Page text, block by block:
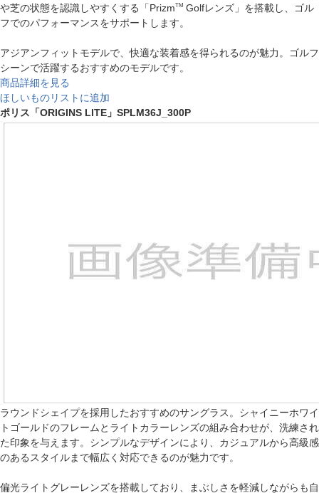
や芝の状態を認識しやすくする「PrizmTM Golfレンズ」を搭載し、ゴル
フでのパフォーマンスをサポートします。
アジアンフィットモデルで、快適な装着感を得られるのが魅力。ゴルフ
シーンで活躍するおすすめのモデルです。
商品詳細を見る
ほしいものリストに追加
ポリス「ORIGINS LITE」SPLM36J_300P
ラウンドシェイプを採用したおすすめのサングラス。シャイニーホワイ
トゴールドのフレームとライトカラーレンズの組み合わせが、洗練され
た印象を与えます。シンプルなデザインにより、カジュアルから高級感
のあるスタイルまで幅広く対応できるのが魅力です。
偏光ライトグレーレンズを搭載しており、まぶしさを軽減しながらも自